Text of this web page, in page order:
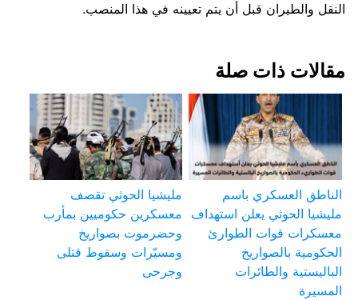
النقل والطيران قبل أن يتم تعيينه في هذا المنصب.
مقالات ذات صلة
الناطق العسكري باسم
مليشيا الحوثي يعلن استهداف
معسكرات قوات الطوارئ
الحكومية بالصواريخ
الباليستية والطائرات
المسيرة
مليشيا الحوثي تقصف
معسكرين حكوميين بمأرب
وحضرموت بصواريخ
ومسيّرات وسقوط قتلى
وجرحى